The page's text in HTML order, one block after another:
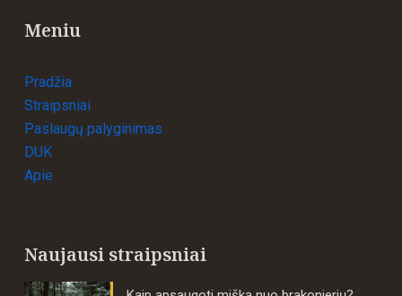
Meniu
Pradžia
Straipsniai
Paslaugų palyginimas
DUK
Apie
Naujausi straipsniai